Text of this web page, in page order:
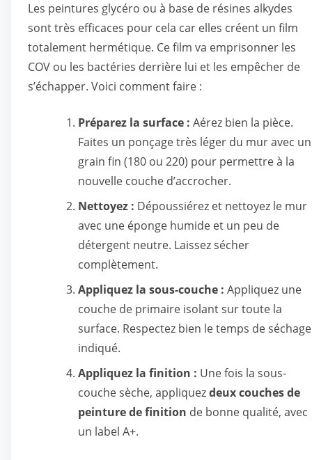
Les peintures glycéro ou à base de résines alkydes
sont très efficaces pour cela car elles créent un film
totalement hermétique. Ce film va emprisonner les
COV ou les bactéries derrière lui et les empêcher de
s’échapper. Voici comment faire :
Préparez la surface : Aérez bien la pièce.
Faites un ponçage très léger du mur avec un
grain fin (180 ou 220) pour permettre à la
nouvelle couche d’accrocher.
Nettoyez : Dépoussiérez et nettoyez le mur
avec une éponge humide et un peu de
détergent neutre. Laissez sécher
complètement.
Appliquez la sous-couche : Appliquez une
couche de primaire isolant sur toute la
surface. Respectez bien le temps de séchage
indiqué.
Appliquez la finition : Une fois la sous-
couche sèche, appliquezdeux couches de
peinture de finition de bonne qualité, avec
un label A+.